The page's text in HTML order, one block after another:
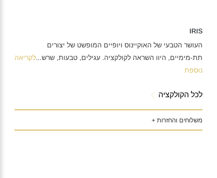
IRIS
העושר הטבעי של האוקיינוס ויופיים המופשט של יצורים
תת-מימיים, היוו השראה לקולקציה. עגילים, טבעות, שרש...לקריאה
נוספת
לכל הקולקציה
משלוחים והחזרות +